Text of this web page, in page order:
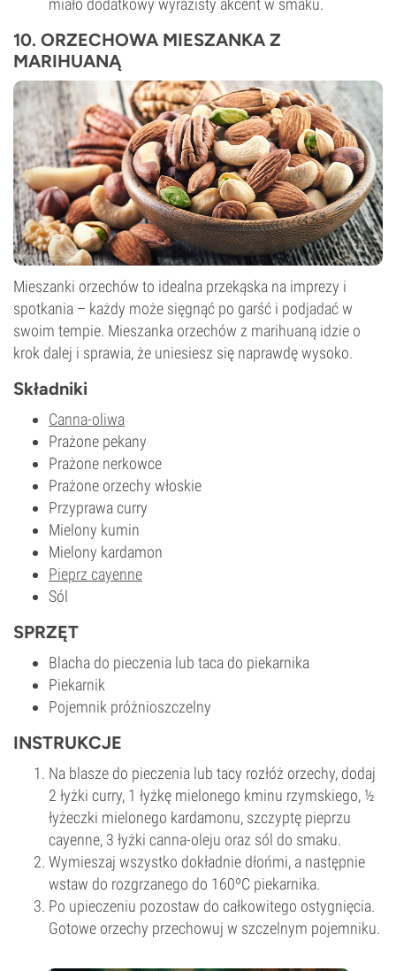
miało dodatkowy wyrazisty akcent w smaku.
10. ORZECHOWA MIESZANKA Z
MARIHUANĄ
Mieszanki orzechów to idealna przekąska na imprezy i
spotkania – każdy może sięgnąć po garść i podjadać w
swoim tempie. Mieszanka orzechów z marihuaną idzie o
krok dalej i sprawia, że uniesiesz się naprawdę wysoko.
Składniki
Canna-oliwa
Prażone pekany
Prażone nerkowce
Prażone orzechy włoskie
Przyprawa curry
Mielony kumin
Mielony kardamon
Pieprz cayenne
Sól
SPRZĘT
Blacha do pieczenia lub taca do piekarnika
Piekarnik
Pojemnik próżnioszczelny
INSTRUKCJE
Na blasze do pieczenia lub tacy rozłóż orzechy, dodaj
2 łyżki curry, 1 łyżkę mielonego kminu rzymskiego, ½
łyżeczki mielonego kardamonu, szczyptę pieprzu
cayenne, 3 łyżki canna-oleju oraz sól do smaku.
Wymieszaj wszystko dokładnie dłońmi, a następnie
wstaw do rozgrzanego do 160ºC piekarnika.
Po upieczeniu pozostaw do całkowitego ostygnięcia.
Gotowe orzechy przechowuj w szczelnym pojemniku.